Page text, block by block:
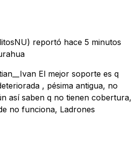
reportó hace 5 minutos
El mejor soporte es q
, pésima antigua, no
así saben q no tienen cobertura,
no funciona, Ladrones